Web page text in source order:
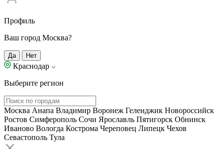
Профиль
Ваш город Москва?
Да Нет
Краснодар
Выберите регион
Москва Анапа Владимир Воронеж Геленджик Новороссийск
Ростов Симферополь Сочи Ярославль Пятигорск Обнинск
Иваново Вологда Кострома Череповец Липецк Чехов
Севастополь Тула